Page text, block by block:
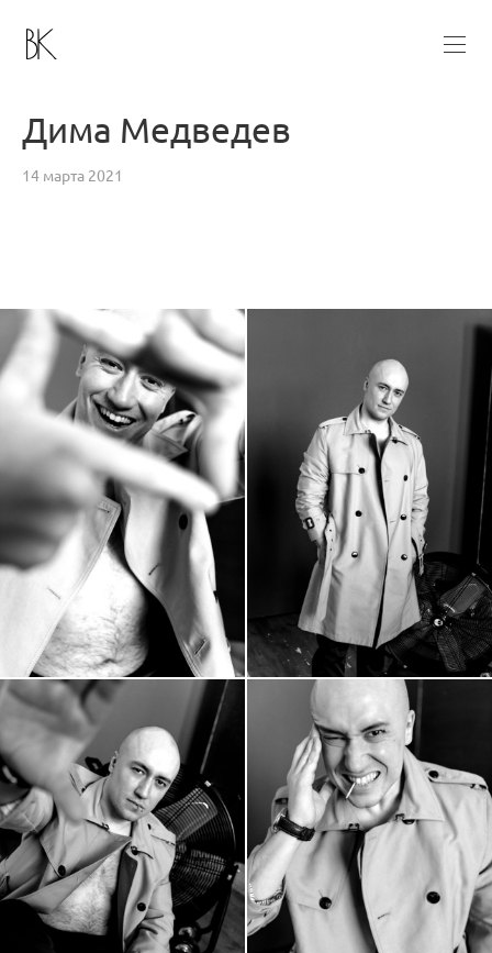
Дима Медведев
14 марта 2021